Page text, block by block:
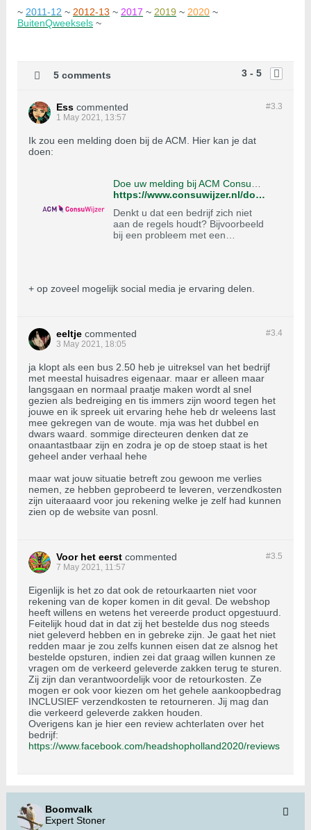
~ 2011-12 ~ 2012-13 ~ 2017 ~ 2019 ~ 2020 ~
BuitenQweeksels ~
3 - 5
5 comments
#3.3
Ess commented
1 May 2021, 13:57
Ik zou een melding doen bij de ACM. Hier kan je dat
doen:
https://www.consuwijzer.nl/doe-uw-melding-bij-acm-consuwijzer
Denkt u dat een bedrijf zich niet
aan de regels houdt? Bijvoorbeeld
bij een probleem met een
dit bij ons. We kunnen optreden als
+ op zoveel mogelijk social media je ervaring delen.
#3.4
eeltje commented
3 May 2021, 18:05
ja klopt als een bus 2.50 heb je uitreksel van het bedrijf
met meestal huisadres eigenaar. maar er alleen maar
langsgaan en normaal praatje maken wordt al snel
gezien als bedreiging en tis immers zijn woord tegen het
jouwe en ik spreek uit ervaring hehe heb dr weleens last
mee gekregen van de woute. mja was het dubbel en
dwars waard. sommige directeuren denken dat ze
onaantastbaar zijn en zodra je op de stoep staat is het
geheel ander verhaal hehe
maar wat jouw situatie betreft zou gewoon me verlies
nemen, ze hebben geprobeerd te leveren, verzendkosten
zijn uiteraaard voor jou rekening welke je zelf had kunnen
zien op de website van posnl.
#3.5
Voor het eerst commented
7 May 2021, 11:57
Eigenlijk is het zo dat ook de retourkaarten niet voor
rekening van de koper komen in dit geval. De webshop
heeft willens en wetens het vereerde product opgestuurd.
Feitelijk houd dat in dat zij het bestelde dus nog steeds
niet geleverd hebben en in gebreke zijn. Je gaat het niet
redden maar je zou zelfs kunnen eisen dat ze alsnog het
bestelde opsturen, indien zei dat graag willen kunnen ze
vragen om de verkeerd geleverde zakken terug te sturen.
Zij zijn dan verantwoordelijk voor de retourkosten. Ze
mogen er ook voor kiezen om het gehele aankoopbedrag
INCLUSIEF verzendkosten te retourneren. Jij mag dan
die verkeerd geleverde zakken houden.
Overigens kan je hier een review achterlaten over het
bedrijf:
https://www.facebook.com/headshopholland2020/reviews
Boomvalk
Expert Stoner